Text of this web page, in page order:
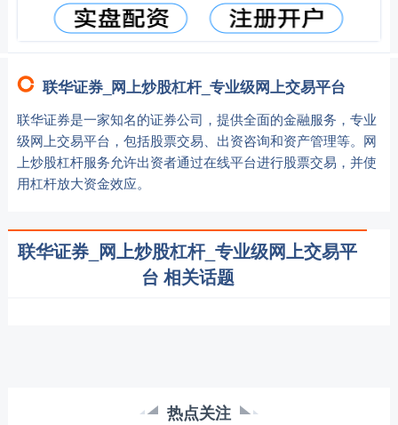
联华证券_网上炒股杠杆_专业级网上交易平台
联华证券是一家知名的证券公司，提供全面的金融服务，专业
级网上交易平台，包括股票交易、出资咨询和资产管理等。网
上炒股杠杆服务允许出资者通过在线平台进行股票交易，并使
用杠杆放大资金效应。
联华证券_网上炒股杠杆_专业级网上交易平
台 相关话题
热点关注